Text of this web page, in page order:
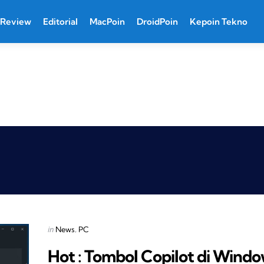
Review Editorial MacPoin DroidPoin Kepoin Tekno
Categories
Posted
in News PC
Hot : Tombol Copilot di